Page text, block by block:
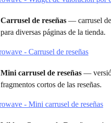
Carrusel de reseñas — carrusel
para diversas páginas de la tienda.
Mini carrusel de reseñas —
fragmentos cortos de las reseñas.